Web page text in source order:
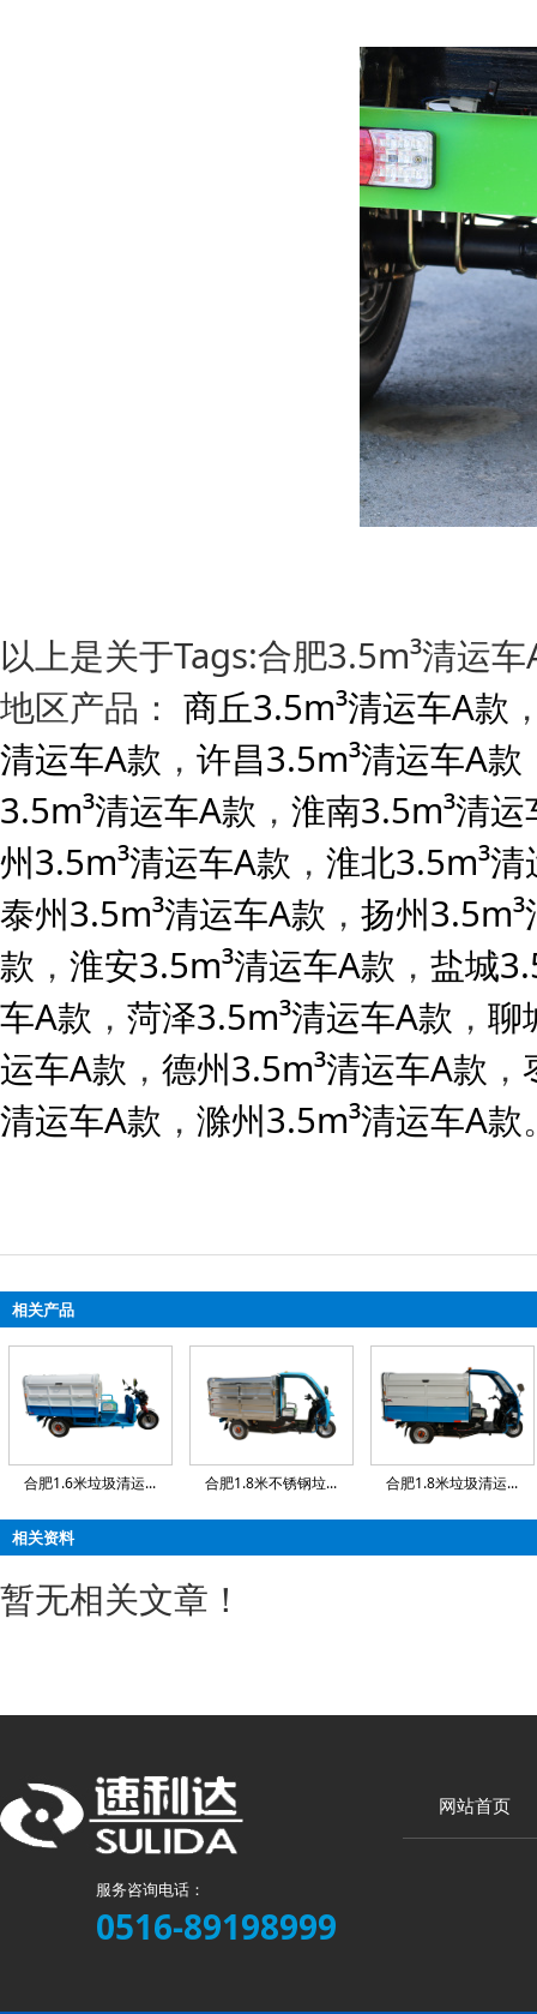
以上是关于Tags:合肥3.5m³清运
地区产品： 商丘3.5m³清运车A款
清运车A款 ， 许昌3.5m³清运车A款
3.5m³清运车A款 ， 淮南3.5m³清运
州3.5m³清运车A款 ， 淮北3.5m³
泰州3.5m³清运车A款 ， 扬州
款 ， 淮安3.5m³清运车A款 ， 盐城
车A款 ， 菏泽3.5m³清运车A款 ， 聊
运车A款 ， 德州3.5m³清运车A款 ，
清运车A款 ， 滁州3.5m³清运车A款
相关产品
合肥1.6米垃圾清运... 合肥1.8米不锈钢垃... 合肥1.8米垃圾清运...
相关资料
暂无相关文章！
服务咨询电话：
0516-89198999
网站首页